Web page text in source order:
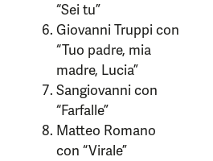
“Sei tu”
Giovanni Truppi con
“Tuo padre, mia
madre, Lucia”
Sangiovanni con
“Farfalle”
Matteo Romano
con “Virale”